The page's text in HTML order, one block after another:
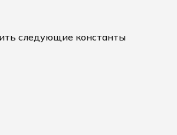
следующие константы